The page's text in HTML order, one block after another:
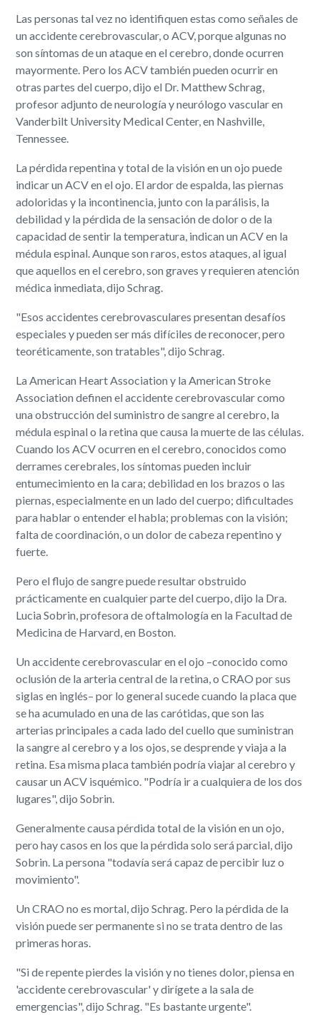
Las personas tal vez no identifiquen estas como señales de
un accidente cerebrovascular, o ACV, porque algunas no
son síntomas de un ataque en el cerebro, donde ocurren
mayormente. Pero los ACV también pueden ocurrir en
otras partes del cuerpo, dijo el Dr. Matthew Schrag,
profesor adjunto de neurología y neurólogo vascular en
Vanderbilt University Medical Center, en Nashville,
Tennessee.
La pérdida repentina y total de la visión en un ojo puede
indicar un ACV en el ojo. El ardor de espalda, las piernas
adoloridas y la incontinencia, junto con la parálisis, la
debilidad y la pérdida de la sensación de dolor o de la
capacidad de sentir la temperatura, indican un ACV en la
médula espinal. Aunque son raros, estos ataques, al igual
que aquellos en el cerebro, son graves y requieren atención
médica inmediata, dijo Schrag.
"Esos accidentes cerebrovasculares presentan desafíos
especiales y pueden ser más difíciles de reconocer, pero
teoréticamente, son tratables", dijo Schrag.
La American Heart Association y la American Stroke
Association definen el accidente cerebrovascular como
una obstrucción del suministro de sangre al cerebro, la
médula espinal o la retina que causa la muerte de las células.
Cuando los ACV ocurren en el cerebro, conocidos como
derrames cerebrales, los síntomas pueden incluir
entumecimiento en la cara; debilidad en los brazos o las
piernas, especialmente en un lado del cuerpo; dificultades
para hablar o entender el habla; problemas con la visión;
falta de coordinación, o un dolor de cabeza repentino y
fuerte.
Pero el flujo de sangre puede resultar obstruido
prácticamente en cualquier parte del cuerpo, dijo la Dra.
Lucia Sobrin, profesora de oftalmología en la Facultad de
Medicina de Harvard, en Boston.
Un accidente cerebrovascular en el ojo –conocido como
oclusión de la arteria central de la retina, o CRAO por sus
siglas en inglés– por lo general sucede cuando la placa que
se ha acumulado en una de las carótidas, que son las
arterias principales a cada lado del cuello que suministran
la sangre al cerebro y a los ojos, se desprende y viaja a la
retina. Esa misma placa también podría viajar al cerebro y
causar un ACV isquémico. "Podría ir a cualquiera de los dos
lugares", dijo Sobrin.
Generalmente causa pérdida total de la visión en un ojo,
pero hay casos en los que la pérdida solo será parcial, dijo
Sobrin. La persona "todavía será capaz de percibir luz o
movimiento".
Un CRAO no es mortal, dijo Schrag. Pero la pérdida de la
visión puede ser permanente si no se trata dentro de las
primeras horas.
"Si de repente pierdes la visión y no tienes dolor, piensa en
'accidente cerebrovascular' y dirígete a la sala de
emergencias", dijo Schrag. "Es bastante urgente".